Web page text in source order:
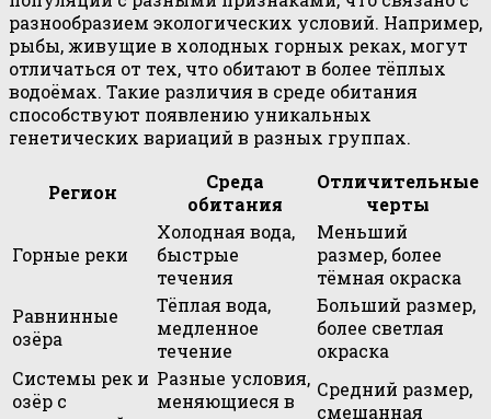
разнообразием экологических условий. Например,
рыбы, живущие в холодных горных реках, могут
отличаться от тех, что обитают в более тёплых
водоёмах. Такие различия в среде обитания
способствуют появлению уникальных
генетических вариаций в разных группах.
Регион
Среда
обитания
Отличительные
черты
Горные реки
Холодная вода,
быстрые
течения
Меньший
размер, более
тёмная окраска
Равнинные
озёра
Тёплая вода,
медленное
течение
Больший размер,
более светлая
окраска
Системы рек и
озёр с
Разные условия,
меняющиеся в
Средний размер,
смешанная